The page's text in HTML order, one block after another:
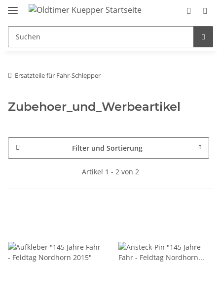
Ersatzteile für Fahr-Schlepper
Zubehoer_und_Werbeartikel
Filter und Sortierung
Artikel 1 - 2 von 2